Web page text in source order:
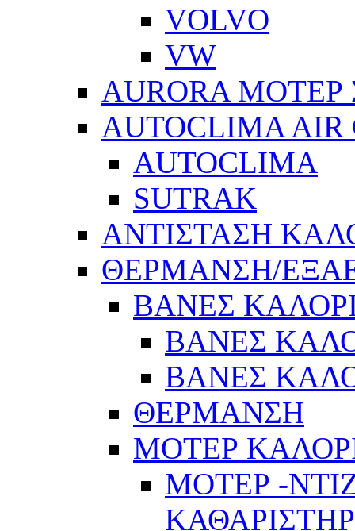
VOLVO
VW
AURORA
AUTOCLIMA AIR
AUTOCLIMA
SUTRAK
ΑΝΤΙΣΤΑΣΗ
ΘΕΡΜΑΝΣΗ/
ΒΑΝΕΣ
ΒΑΝΕΣ
ΒΑΝΕΣ
ΘΕΡΜΑΝΣΗ
ΜΟΤΕΡ
ΜΟΤΕΡ -